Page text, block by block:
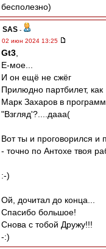
бесполезно)
SAS -
02 июн 2024 13:25
Gt3
Е-мое...
И он ещё не сжёг
Прилюдно партбилет, как
Марк Захаров в
"Взгляд'?....дааа(
Вот ты и проговорился и
- точно по Антохе твоя
:-)
Ой, дочитал до конца...
Спасибо большое!
Снова с тобой Дружу!!!
-:)